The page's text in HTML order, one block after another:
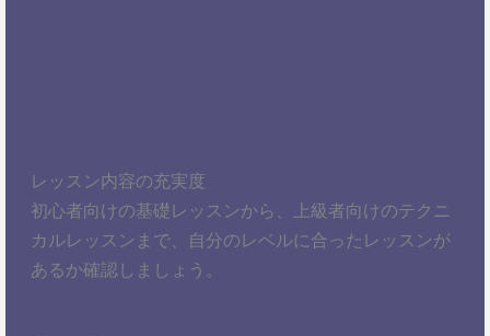
レッスン内容の充実度
初心者向けの基礎レッスンから、上級者向けのテクニ
カルレッスンまで、自分のレベルに合ったレッスンが
あるか確認しましょう。